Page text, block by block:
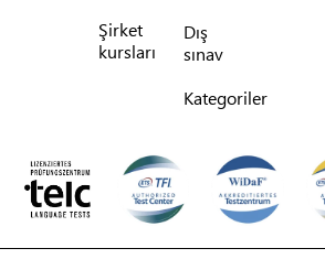
Şirket
kursları
Dış
sınav
Kategoriler